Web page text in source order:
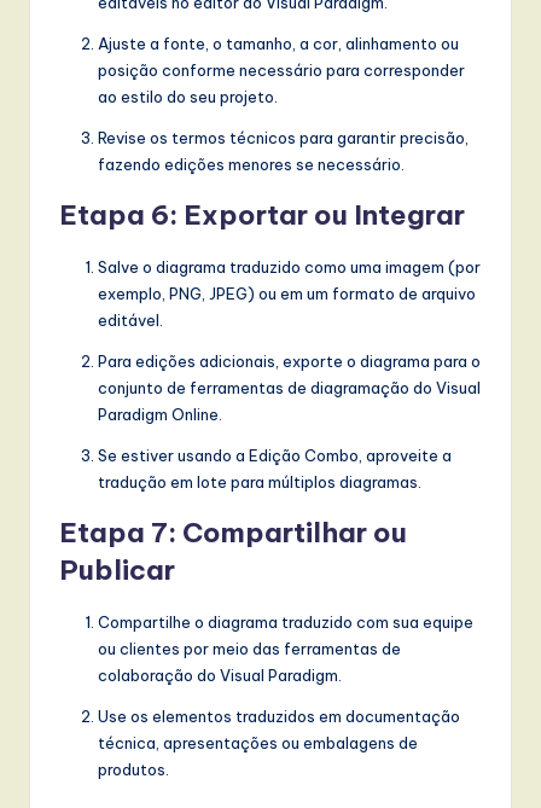
Ajuste a fonte, o tamanho, a cor, alinhamento ou
posição conforme necessário para corresponder
ao estilo do seu projeto.
Revise os termos técnicos para garantir precisão,
fazendo edições menores se necessário.
Etapa 6: Exportar ou Integrar
Salve o diagrama traduzido como uma imagem (por
exemplo, PNG, JPEG) ou em um formato de arquivo
editável.
Para edições adicionais, exporte o diagrama para o
conjunto de ferramentas de diagramação do Visual
Paradigm Online.
Se estiver usando a Edição Combo, aproveite a
tradução em lote para múltiplos diagramas.
Etapa 7: Compartilhar ou
Publicar
Compartilhe o diagrama traduzido com sua equipe
ou clientes por meio das ferramentas de
colaboração do Visual Paradigm.
Use os elementos traduzidos em documentação
técnica, apresentações ou embalagens de
produtos.